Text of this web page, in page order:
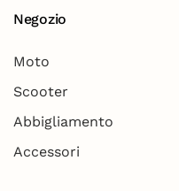
Negozio
Moto
Scooter
Abbigliamento
Accessori